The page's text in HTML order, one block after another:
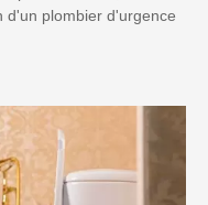
d'un plombier d'urgence